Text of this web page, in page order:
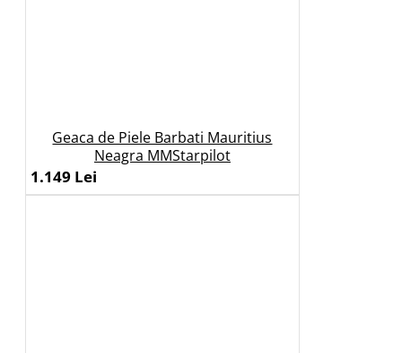
Geaca de Piele Barbati Mauritius
Neagra MMStarpilot
1.149 Lei